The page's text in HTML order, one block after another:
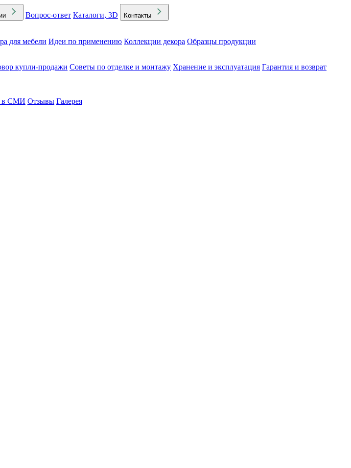
Вопрос-ответ Каталоги, 3D Контакты
для мебели Идеи по применению Коллекции декора Образцы продукции
купли-продажи Советы по отделке и монтажу Хранение и эксплуатация Гарантия и возврат
СМИ Отзывы Галерея